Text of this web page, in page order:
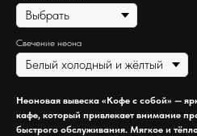
Свечение неона
Неоновая вывеска «Кофе с собой» —
кафе, который привлекает внимание
быстрого обслуживания. Мягкое и